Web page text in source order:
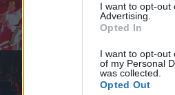
I want to opt-out
Advertising.
Opted In
I want to opt-out
of my Personal
was collected.
Opted Out